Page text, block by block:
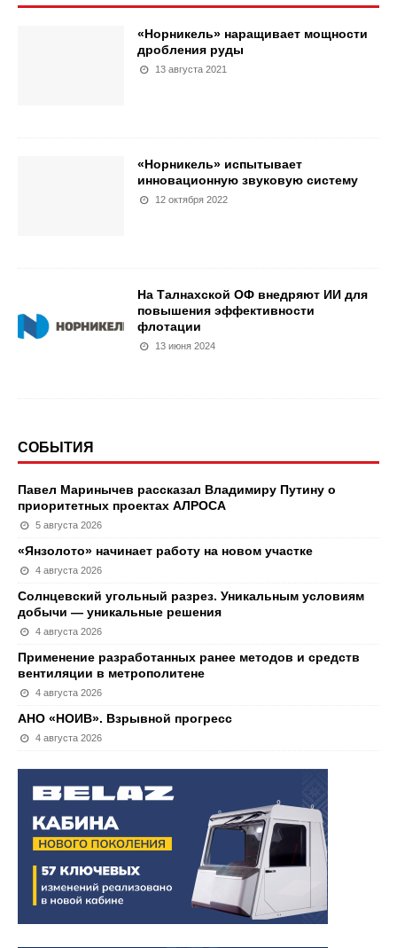
«Норникель» наращивает мощности
дробления руды
13 августа 2021
«Норникель» испытывает
инновационную звуковую систему
12 октября 2022
На Талнахской ОФ внедряют ИИ для
повышения эффективности
флотации
13 июня 2024
СОБЫТИЯ
Павел Маринычев рассказал Владимиру Путину о
приоритетных проектах АЛРОСА
5 августа 2026
«Янзолото» начинает работу на новом участке
4 августа 2026
Солнцевский угольный разрез. Уникальным условиям
добычи — уникальные решения
4 августа 2026
Применение разработанных ранее методов и средств
вентиляции в метрополитене
4 августа 2026
АНО «НОИВ». Взрывной прогресс
4 августа 2026